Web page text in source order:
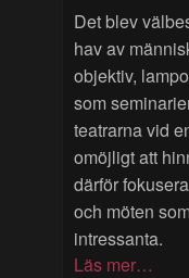
Det blev
hav av
objektiv,
som
teatrarna vid
omöjligt att
därför
och möten
intressanta.
Läs mer…